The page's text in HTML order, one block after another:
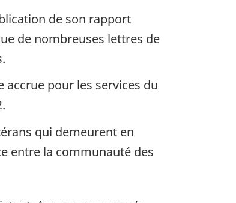
de son rapport
de nombreuses lettres de
pour les services du
qui demeurent en
entre la communauté des